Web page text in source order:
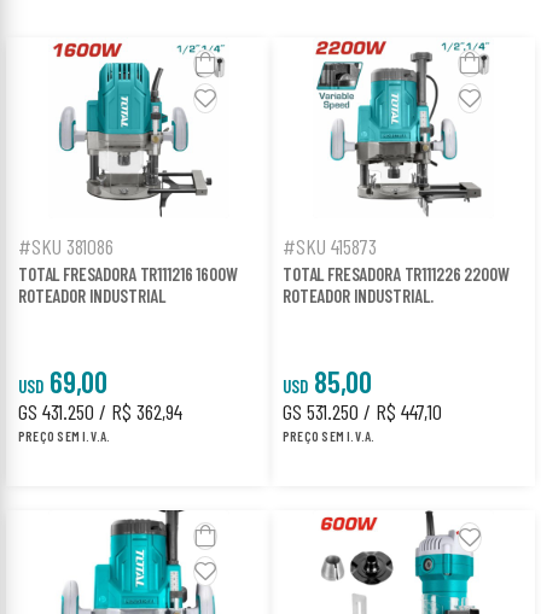
#SKU 381086
TOTAL FRESADORA TR111216 1600W
ROTEADOR INDUSTRIAL
USD 69,00
GS 431.250 / R$ 362,94
PREÇO SEM I.V.A.
#SKU 415873
TOTAL FRESADORA TR111226 2200W
ROTEADOR INDUSTRIAL.
USD 85,00
GS 531.250 / R$ 447,10
PREÇO SEM I.V.A.